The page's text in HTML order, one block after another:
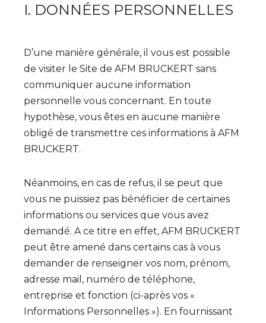
I. DONNÉES PERSONNELLES
D’une manière générale, il vous est possible
de visiter le Site de AFM BRUCKERT sans
communiquer aucune information
personnelle vous concernant. En toute
hypothèse, vous êtes en aucune manière
obligé de transmettre ces informations à AFM
BRUCKERT.
Néanmoins, en cas de refus, il se peut que
vous ne puissiez pas bénéficier de certaines
informations ou services que vous avez
demandé. A ce titre en effet, AFM BRUCKERT
peut être amené dans certains cas à vous
demander de renseigner vos nom, prénom,
adresse mail, numéro de téléphone,
entreprise et fonction (ci-après vos «
Informations Personnelles »). En fournissant